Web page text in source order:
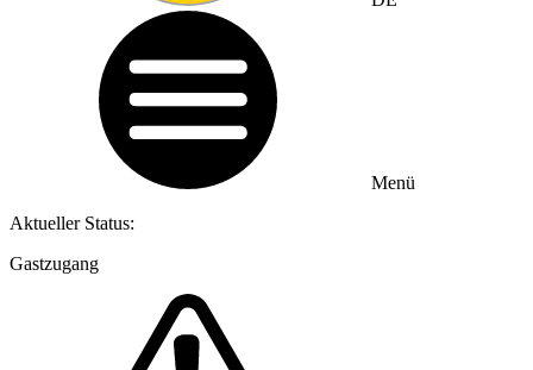
Menü
Aktueller Status:
Gastzugang